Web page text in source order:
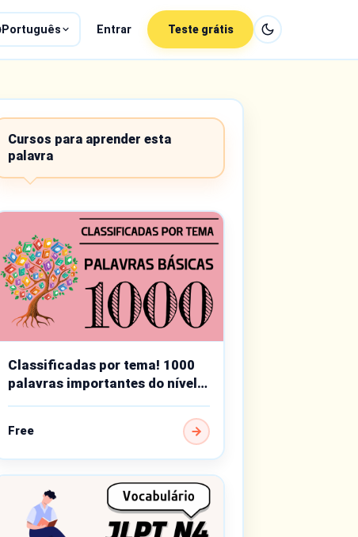
Português Entrar Teste grátis
Cursos para aprender esta
palavra
Classificadas por tema! 1000
palavras importantes do nível
básico
Free